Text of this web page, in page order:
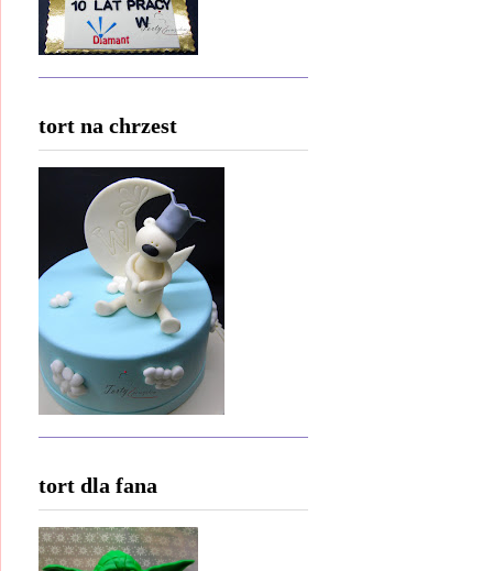
tort na chrzest
tort dla fana